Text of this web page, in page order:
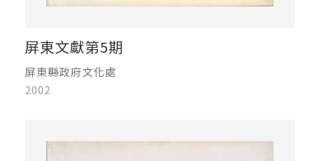
屏東文獻第5期
屏東縣政府文化處
2002